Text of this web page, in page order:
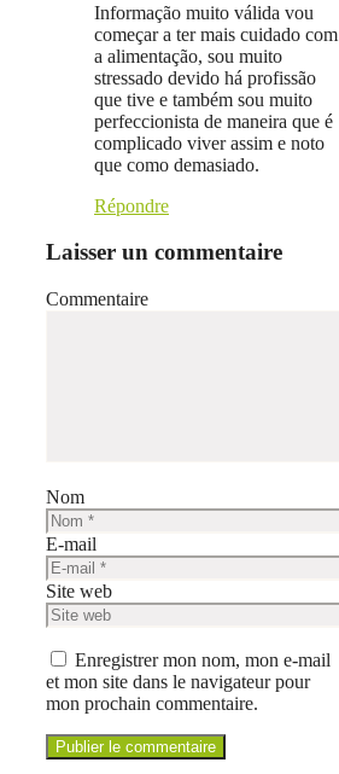
Informação muito válida vou
começar a ter mais cuidado com
a alimentação, sou muito
stressado devido há profissão
que tive e também sou muito
perfeccionista de maneira que é
complicado viver assim e noto
que como demasiado.
Répondre
Laisser un commentaire
Commentaire
Nom
E-mail
Site web
Enregistrer mon nom, mon e-mail
et mon site dans le navigateur pour
mon prochain commentaire.